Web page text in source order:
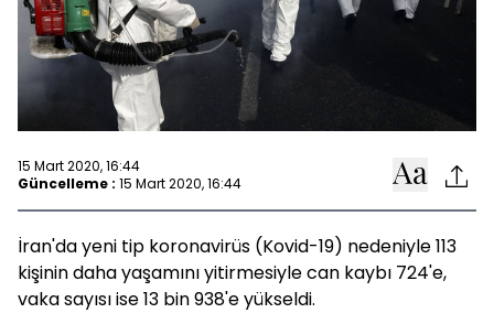
15 Mart 2020, 16:44
Güncelleme : 15 Mart 2020, 16:44
İran'da yeni tip koronavirüs (Kovid-19) nedeniyle 113
kişinin daha yaşamını yitirmesiyle can kaybı 724'e,
vaka sayısı ise 13 bin 938'e yükseldi.